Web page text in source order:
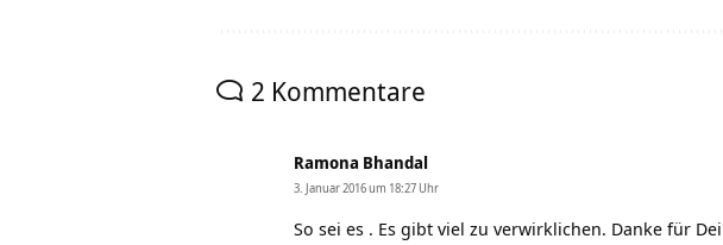
2 Kommentare
Ramona Bhandal
3. Januar 2016 um 18:27 Uhr
So sei es . Es gibt viel zu verwirklichen. Danke für